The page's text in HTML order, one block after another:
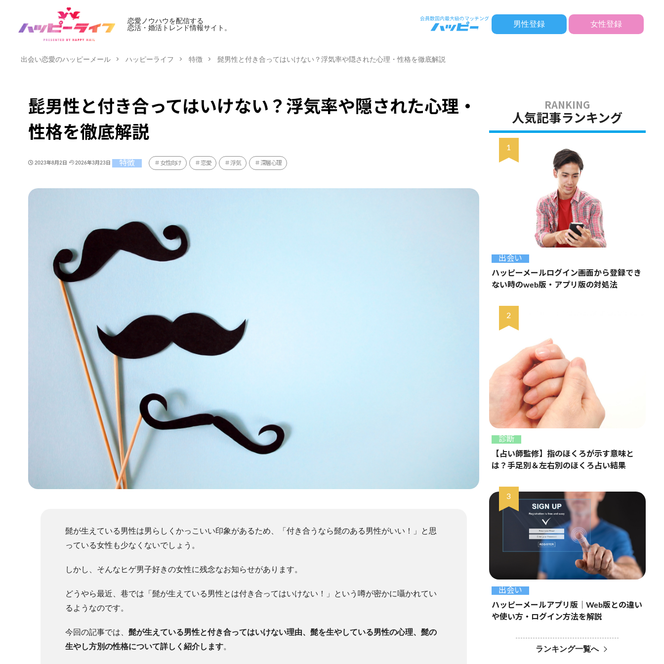
恋愛ノウハウを配信する
恋活・婚活トレンド情報サイト。
男性登録 女性登録
出会い恋愛のハッピーメール ハッピーライフ 特徴 髭男性と付き合ってはいけない？浮気率や隠された心理・性格を徹底解説
髭男性と付き合ってはいけない？浮気率や隠された心理・
性格を徹底解説
2023年8月2日 2026年3月23日 特徴 女性向け 恋愛 浮気 深層心理
髭が生えている男性は男らしくかっこいい印象があるため、「付き合うなら髭のある男性がいい！」と思
っている女性も少なくないでしょう。
しかし、そんなヒゲ男子好きの女性に残念なお知らせがあります。
どうやら最近、巷では「髭が生えている男性とは付き合ってはいけない！」という噂が密かに囁かれてい
るようなのです。
今回の記事では、 髭が生えている男性と付き合ってはいけない理由、髭を生やしている男性の心理、髭の
生やし方別の性格について詳しく紹介します。
人気記事ランキング
出会い
ハッピーメールログイン画面から登録でき
ない時のweb版・アプリ版の対処法
診断
【占い師監修】指のほくろが示す意味と
は？手足別＆左右別のほくろ占い結果
出会い
ハッピーメールアプリ版｜Web版との違い
や使い方・ログイン方法を解説
ランキング一覧へ